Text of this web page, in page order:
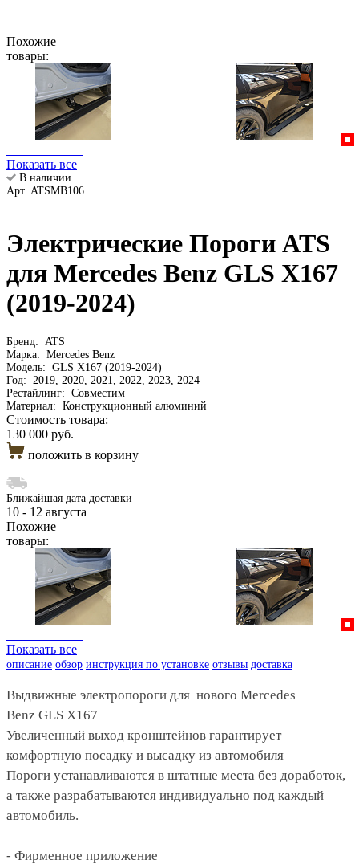
Похожие
товары:
Показать все
В наличии
Арт. ATSMB106
Электрические Пороги ATS
для Mercedes Benz GLS Х167
(2019-2024)
Бренд:
ATS
Марка: Mercedes Benz
Модель: GLS Х167 (2019-2024)
Год:
2019, 2020, 2021, 2022, 2023, 2024
Рестайлинг: Совместим
Материал: Конструкционный алюминий
Стоимость товара:
130 000 руб.
положить в корзину
Ближайшая дата доставки
10 - 12 августа
Похожие
товары:
Показать все
описание обзор инструкция по установке отзывы доставка
Выдвижные электропороги для нового Mercedes
Benz GLS Х167
Увеличенный выход кронштейнов гарантирует
комфортную посадку и высадку из автомобиля
Пороги устанавливаются в штатные места без доработок,
а также разрабатываются индивидуально под каждый
автомобиль.
- Фирменное приложение